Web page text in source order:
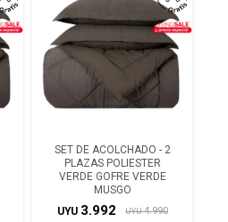
SET DE ACOLCHADO - 2
PLAZAS POLIESTER
VERDE GOFRE VERDE
MUSGO
UYU 3.992 UYU 4.990